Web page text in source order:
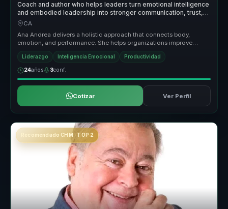
Coach and author who helps leaders turn emotional intelligence
and embodied leadership into stronger communication, trust,
and team performance.
CA
Ana Andrea delivers a holistic approach that connects body,
emotion, and performance. She helps organizations improve
relationships, rais...
Liderazgo Inteligencia Emocional Productividad
24años 3conf.
Cotizar Ver Perfil
Recomendado CHM · TOP 2